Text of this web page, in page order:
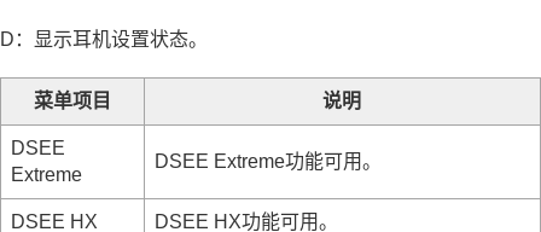
D：显示耳机设置状态。
菜单项目 说明
DSEE
Extreme
DSEE Extreme功能可用。
DSEE HX DSEE HX功能可用。